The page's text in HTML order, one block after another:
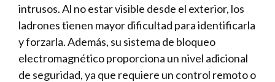
intrusos. Al no estar visible desde el exterior, los
ladrones tienen mayor dificultad para identificarla
y forzarla. Además, su sistema de bloqueo
electromagnético‍ proporciona un nivel adicional​
de seguridad, ya que requiere ‌un ‌control remoto o